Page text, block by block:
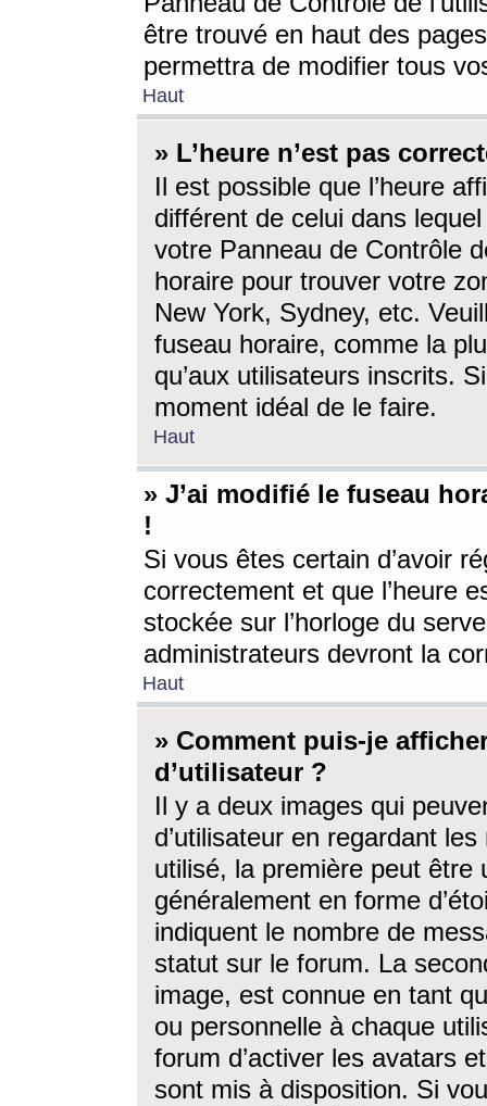
être trouvé en haut des
permettra de modifier tous
Haut
» L’heure n’est pas
Il est possible que l’heure
différent de celui dans
votre Panneau de Contrôle
horaire pour trouver votre
New York, Sydney, etc.
fuseau horaire, comme la
qu’aux utilisateurs inscrits.
moment idéal de le faire.
Haut
» J’ai modifié le fuseau
!
Si vous êtes certain d’avoir
correctement et que l’heure
stockée sur l’horloge du
administrateurs devront la
Haut
» Comment puis-je
d’utilisateur ?
Il y a deux images qui
d’utilisateur en regardant
utilisé, la première peut être
généralement en forme
indiquent le nombre de
statut sur le forum. La
image, est connue en tant
ou personnelle à chaque
forum d’activer les avatars
sont mis à disposition. Si